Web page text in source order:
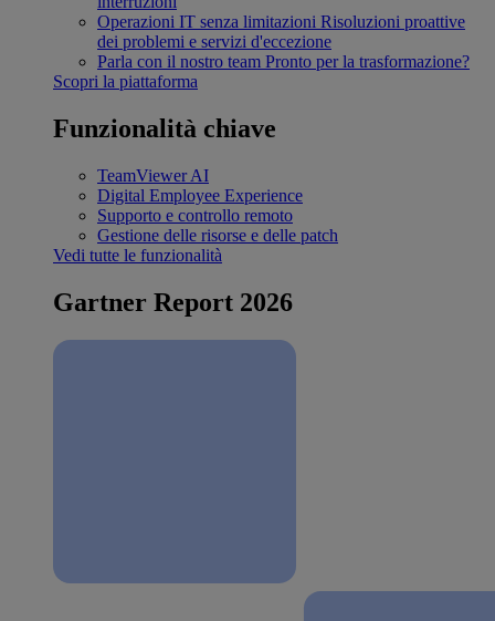
Operazioni IT senza limitazioni Risoluzioni proattive
dei problemi e servizi d'eccezione
Parla con il nostro team Pronto per la trasformazione?
Scopri la piattaforma
Funzionalità chiave
TeamViewer AI
Digital Employee Experience
Supporto e controllo remoto
Gestione delle risorse e delle patch
Vedi tutte le funzionalità
Gartner Report 2026